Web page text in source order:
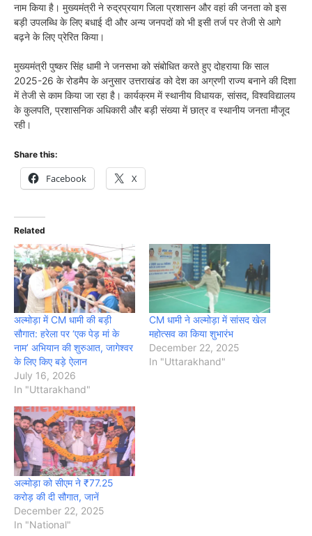
नाम किया है। मुख्यमंत्री ने रुद्रप्रयाग जिला प्रशासन और वहां की जनता को इस
बड़ी उपलब्धि के लिए बधाई दी और अन्य जनपदों को भी इसी तर्ज पर तेजी से आगे
बढ़ने के लिए प्रेरित किया।
मुख्यमंत्री पुष्कर सिंह धामी ने जनसभा को संबोधित करते हुए दोहराया कि साल
2025-26 के रोडमैप के अनुसार उत्तराखंड को देश का अग्रणी राज्य बनाने की दिशा
में तेजी से काम किया जा रहा है। कार्यक्रम में स्थानीय विधायक, सांसद, विश्वविद्यालय
के कुलपति, प्रशासनिक अधिकारी और बड़ी संख्या में छात्र व स्थानीय जनता मौजूद
रही।
Share this:
Facebook X
Related
अल्मोड़ा में CM धामी की बड़ी
सौगात: हरेला पर ‘एक पेड़ मां के
नाम’ अभियान की शुरुआत, जागेश्वर
के लिए किए बड़े ऐलान
July 16, 2026
In "Uttarakhand"
CM धामी ने अल्मोड़ा में सांसद खेल
महोत्सव का किया शुभारंभ
December 22, 2025
In "Uttarakhand"
अल्मोड़ा को सीएम ने ₹77.25
करोड़ की दी सौगात, जानें
December 22, 2025
In "National"